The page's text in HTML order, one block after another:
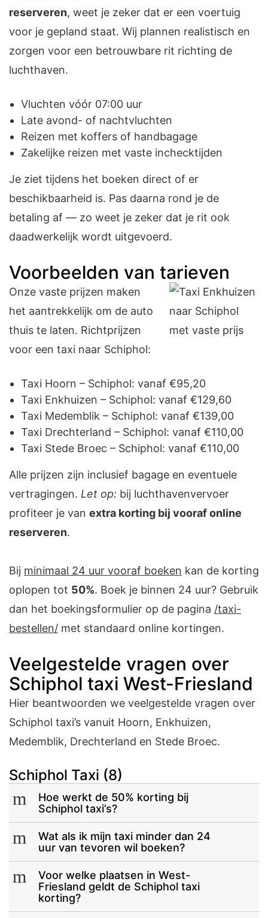
reserveren, weet je zeker dat er een voertuig
voor je gepland staat. Wij plannen realistisch en
zorgen voor een betrouwbare rit richting de
luchthaven.
Vluchten vóór 07:00 uur
Late avond- of nachtvluchten
Reizen met koffers of handbagage
Zakelijke reizen met vaste inchecktijden
Je ziet tijdens het boeken direct of er
beschikbaarheid is. Pas daarna rond je de
betaling af — zo weet je zeker dat je rit ook
daadwerkelijk wordt uitgevoerd.
Voorbeelden van tarieven
Onze vaste prijzen maken
het aantrekkelijk om de auto
thuis te laten. Richtprijzen
voor een taxi naar Schiphol:
Taxi Hoorn – Schiphol: vanaf €95,20
Taxi Enkhuizen – Schiphol: vanaf €129,60
Taxi Medemblik – Schiphol: vanaf €139,00
Taxi Drechterland – Schiphol: vanaf €110,00
Taxi Stede Broec – Schiphol: vanaf €110,00
Alle prijzen zijn inclusief bagage en eventuele
vertragingen. Let op: bij luchthavenvervoer
profiteer je van extra korting bij vooraf online
reserveren.
Bij minimaal 24 uur vooraf boeken kan de korting
oplopen tot 50%. Boek je binnen 24 uur? Gebruik
dan het boekingsformulier op de pagina /taxi-
bestellen/ met standaard online kortingen.
Veelgestelde vragen over
Schiphol taxi West-Friesland
Hier beantwoorden we veelgestelde vragen over
Schiphol taxi’s vanuit Hoorn, Enkhuizen,
Medemblik, Drechterland en Stede Broec.
Schiphol Taxi (8)
m
Hoe werkt de 50% korting bij
Schiphol taxi’s?
m
Wat als ik mijn taxi minder dan 24
uur van tevoren wil boeken?
m
Voor welke plaatsen in West-
Friesland geldt de Schiphol taxi
korting?